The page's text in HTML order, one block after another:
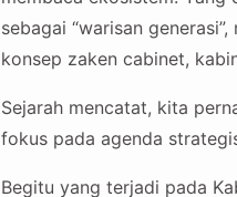
sebagai “warisan
konsep zaken cabinet,
Sejarah mencatat, kita
fokus pada agenda
Begitu yang terjadi pada